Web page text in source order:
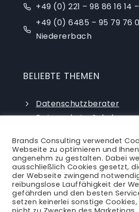
+49 (0) 221 – 98 86 16 14
+49 (0) 6485 – 95 79 76
Niedererbach
BELIEBTE THEMEN
Datenschutzberater
Datenschutz-Schulungen
externer
Brands Consulting verwendet
Webseite zu optimieren und
angenehm zu gestalten. Dabei
ausschließlich Cookies gesetzt,
der Webseite zwingend
reibungslose Lauffähigkeit der
gefährden und den besten
setzen keinerlei sonstige